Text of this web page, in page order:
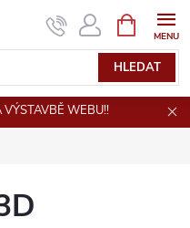
HLEDAT
NÁKUPNÍ
KOŠÍK
VÝSTAVBĚ WEBU!!